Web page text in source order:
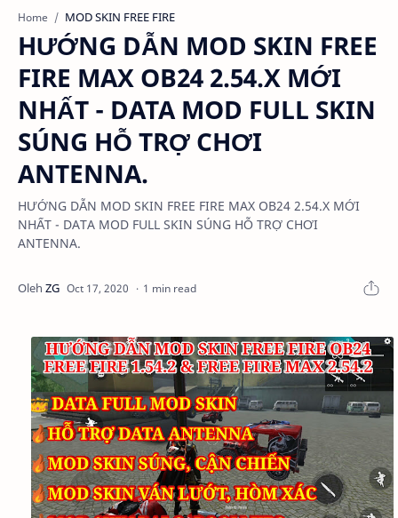
Home MOD SKIN FREE FIRE
HƯỚNG DẪN MOD SKIN FREE
FIRE MAX OB24 2.54.X MỚI
NHẤT - DATA MOD FULL SKIN
SÚNG HỖ TRỢ CHƠI
ANTENNA.
HƯỚNG DẪN MOD SKIN FREE FIRE MAX OB24 2.54.X MỚI
NHẤT - DATA MOD FULL SKIN SÚNG HỖ TRỢ CHƠI
ANTENNA.
1 min read